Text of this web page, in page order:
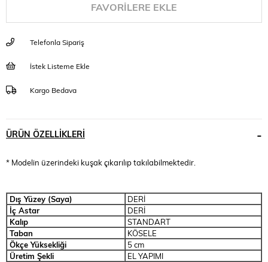
FAVORILERE EKLE
Telefonla Sipariş
İstek Listeme Ekle
Kargo Bedava
ÜRÜN ÖZELLIKLERI
* Modelin üzerindeki kuşak çıkarılıp takılabilmektedir.
Dış Yüzey (Saya)
DERİ
İç Astar
DERİ
Kalıp
STANDART
Taban
KÖSELE
Ökçe Yüksekliği
5 cm
Üretim Şekli
EL YAPIMI